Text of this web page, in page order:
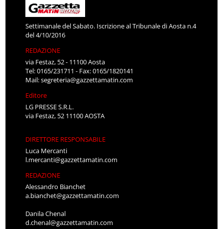
Settimanale del Sabato. Iscrizione al Tribunale di Aosta n.4
del 4/10/2016
REDAZIONE
via Festaz, 52 - 11100 Aosta
Tel: 0165/231711 - Fax: 0165/1820141
Mail:segreteria@gazzettamatin.com
Editore
LG PRESSE S.R.L.
via Festaz, 52 11100 AOSTA
DIRETTORE RESPONSABILE
Luca Mercanti
l.mercanti@gazzettamatin.com
REDAZIONE
Alessandro Bianchet
a.bianchet@gazzettamatin.com
Danila Chenal
d.chenal@gazzettamatin.com